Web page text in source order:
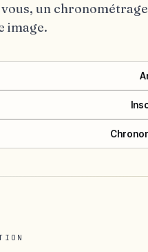
un
image.